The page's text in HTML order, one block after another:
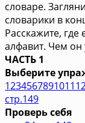
словаре.
словарики в
Расскажите,
алфавит. Чем он
ЧАСТЬ 1
Выберите
1234567891011
стр.149
Проверь себя